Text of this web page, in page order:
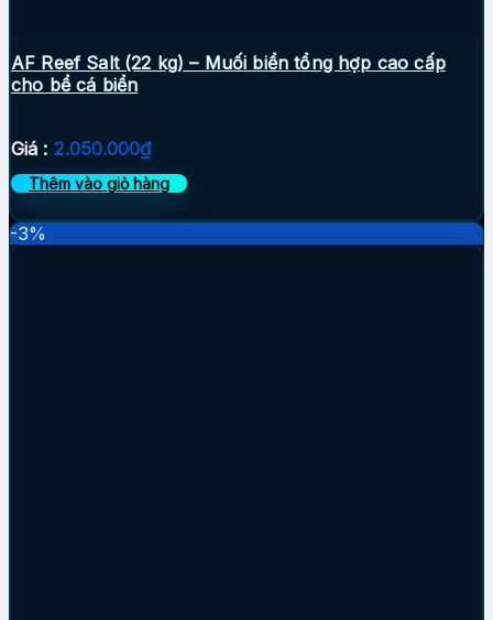
AF Reef Salt (22 kg) – Muối biển tổng hợp cao cấp
cho bể cá biển
Giá : 2.050.000₫
Thêm vào giỏ hàng
-3%